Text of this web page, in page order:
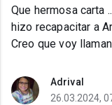
Que hermosa carta
hizo recapacitar a
Creo que voy
Adrival
26.03.2024,